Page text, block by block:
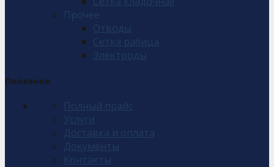
Прочее
Отводы
Сетка рабица
Электроды
Полезное
Полный прайс
Услуги
Доставка и оплата
Документы
Контакты